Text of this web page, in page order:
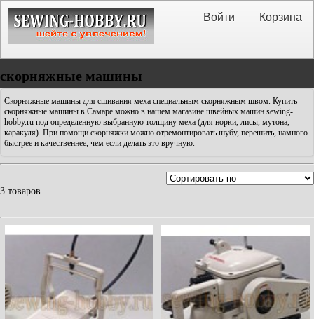
Корзина
Войти
скорняжные машины
Скорняжные машины для сшивания меха специальным скорняжным швом. Купить
скорняжные машины в Самаре можно в нашем магазине швейных машин sewing-
hobby.ru под определенную выбранную толщину меха (для норки, лисы, мутона,
каракуля). При помощи скорняжки можно отремонтировать шубу, перешить, намного
быстрее и качественнее, чем если делать это вручную.
3 товаров.